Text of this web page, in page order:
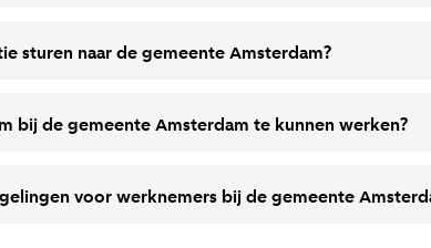
sturen naar de gemeente Amsterdam?
bij de gemeente Amsterdam te kunnen werken?
voor werknemers bij de gemeente